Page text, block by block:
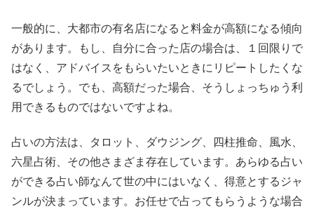
一般的に、大都市の有名店になると料金が高額になる傾向
があります。もし、自分に合った店の場合は、１回限りで
はなく、アドバイスをもらいたいときにリピートしたくな
るでしょう。でも、高額だった場合、そうしょっちゅう利
用できるものではないですよね。
占いの方法は、タロット、ダウジング、四柱推命、風水、
六星占術、その他さまざま存在しています。あらゆる占い
ができる占い師なんて世の中にはいなく、得意とするジャ
ンルが決まっています。お任せで占ってもらうような場合